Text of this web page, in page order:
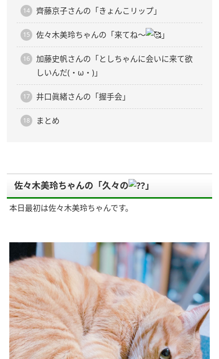
齊藤京子さんの「きょんこリップ」
佐々木美玲ちゃんの「来てね〜 」
加藤史帆さんの「としちゃんに会いに来て欲
しいんだ(・ω・)」
井口眞緒さんの「握手会」
まとめ
佐々木美玲ちゃんの「久々の 」
本日最初は佐々木美玲ちゃんです。